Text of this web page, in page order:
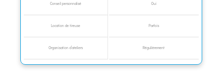
Conseil personnalisé Oui
Location de tireuse Parfois
Organisation d’ateliers Régulièrement